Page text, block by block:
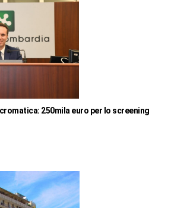
250mila euro per lo screening